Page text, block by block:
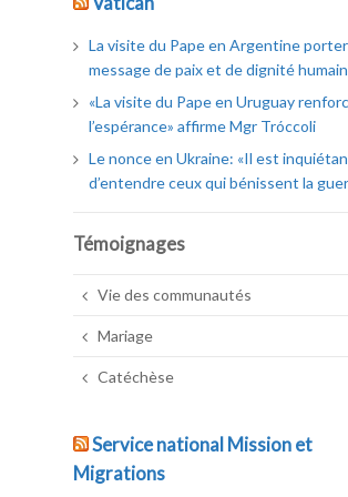
La visite du Pape en Argentine
message de paix et de dignité
«La visite du Pape en Uruguay
l’espérance» affirme Mgr Tróccoli
Le nonce en Ukraine: «Il est
d’entendre ceux qui bénissent la
Témoignages
Vie des communautés
Mariage
Catéchèse
Service national Mission et
Migrations